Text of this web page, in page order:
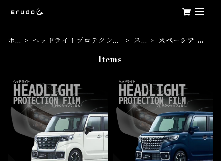
ホー
ヘッドライトプロテクショ
スズ
スペーシア カ
Items